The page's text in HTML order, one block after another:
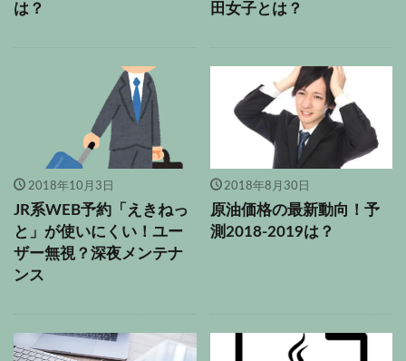
は？
田女子とは？
2018年10月3日
JR系WEB予約「えきねっ
と」が使いにくい！ユー
ザー無視？深夜メンテナ
ンス
2018年8月30日
原油価格の最新動向！予
測2018-2019は？